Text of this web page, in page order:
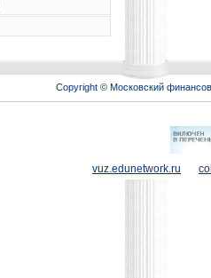
Copyright © Московский
vuz.edunetwork.ru